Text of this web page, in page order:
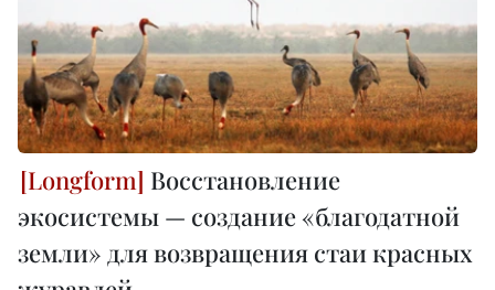
Восстановление
экосистемы — создание «благодатной
земли» для возвращения стаи красных